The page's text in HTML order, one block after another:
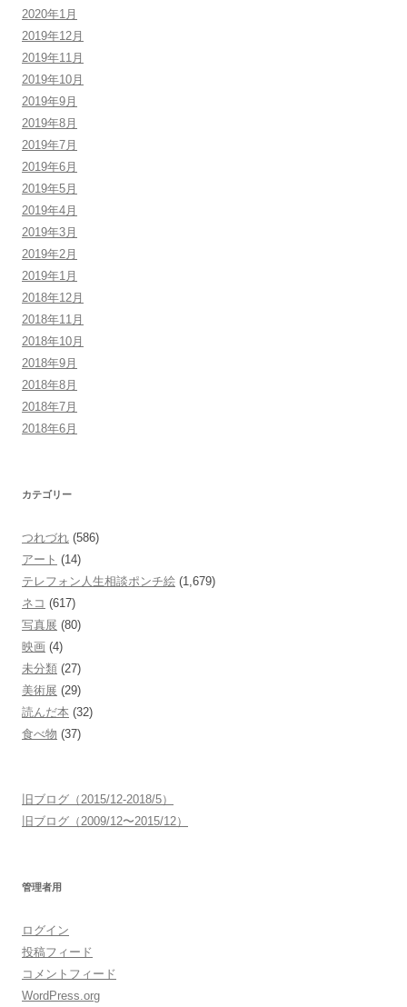
2020年1月
2019年12月
2019年11月
2019年10月
2019年9月
2019年8月
2019年7月
2019年6月
2019年5月
2019年4月
2019年3月
2019年2月
2019年1月
2018年12月
2018年11月
2018年10月
2018年9月
2018年8月
2018年7月
2018年6月
カテゴリー
つれづれ (586)
アート (14)
テレフォン人生相談ポンチ絵 (1,679)
ネコ (617)
写真展 (80)
映画 (4)
未分類 (27)
美術展 (29)
読んだ本 (32)
食べ物 (37)
旧ブログ（2015/12-2018/5）
旧ブログ（2009/12〜2015/12）
管理者用
ログイン
投稿フィード
コメントフィード
WordPress.org